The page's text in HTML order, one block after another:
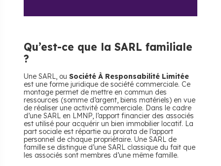
Qu’est-ce que la SARL familiale
?
Une SARL, ou Société À Responsabilité Limitée
est une forme juridique de société commerciale. Ce
montage permet de mettre en commun des
ressources (somme d’argent, biens matériels) en vue
de réaliser une activité commerciale. Dans le cadre
d’une SARL en LMNP, l’apport financier des associés
est utilisé pour acquérir un bien immobilier locatif. La
part sociale est répartie au prorata de l’apport
personnel de chaque propriétaire. Une SARL de
famille se distingue d’une SARL classique du fait que
les associés sont membres d’une même famille.